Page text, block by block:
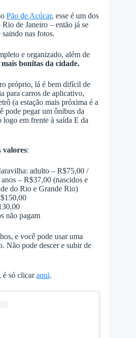
Pão de Açúcar, esse é um dos
de Janeiro – então já se
nas fotos.
e organizado, além de
bonitas da cidade.
próprio, lá é bem difícil de
para carros de aplicativo,
(a estação mais próxima é a
pode pegar um ônibus da
em frente à saída E da
valores:
adulto – R$75,00 /
– R$37,00 (nascidos e
do Rio e Grande Rio)
não pagam
e você pode usar uma
Não pode descer e subir de
é só clicaraqui.